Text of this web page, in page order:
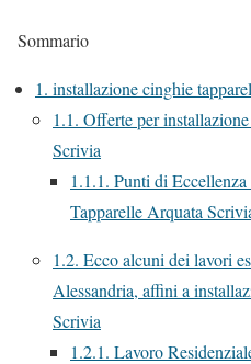
Sommario
1. installazione cinghie
1.1. Offerte per
Scrivia
1.1.1. Punti di
Tapparelle Arquata
1.2. Ecco alcuni dei lavori
Alessandria, affini a
Scrivia
1.2.1. Lavoro